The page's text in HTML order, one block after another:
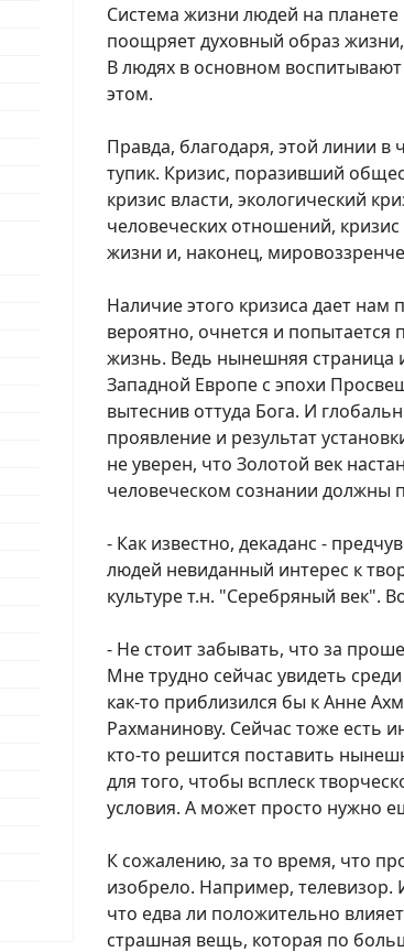
Система жизни людей на планете
поощряет духовный образ
В людях в основном
этом.
Правда, благодаря, этой линии в
тупик. Кризис, поразивший
кризис власти, экологический
человеческих отношений,
жизни и, наконец,
Наличие этого кризиса дает нам
вероятно, очнется и попытается
жизнь. Ведь нынешняя страница
Западной Европе с эпохи
вытеснив оттуда Бога. И
проявление и результат
не уверен, что Золотой век
человеческом сознании должны
- Как известно, декаданс -
людей невиданный интерес к
культуре т.н. "Серебряный век".
- Не стоит забывать, что за
Мне трудно сейчас увидеть
как-то приблизился бы к Анне
Рахманинову. Сейчас тоже есть
кто-то решится поставить
для того, чтобы всплеск
условия. А может просто нужно
К сожалению, за то время, что
изобрело. Например, телевизор.
что едва ли положительно
страшная вещь, которая по